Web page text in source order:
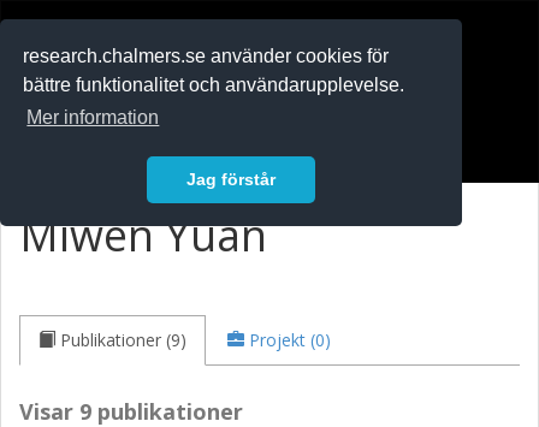
research.chalmers.se använder cookies för
bättre funktionalitet och användarupplevelse.
Mer information
Jag förstår
Miwen Yuan
Publikationer (9) Projekt (0)
Visar 9 publikationer